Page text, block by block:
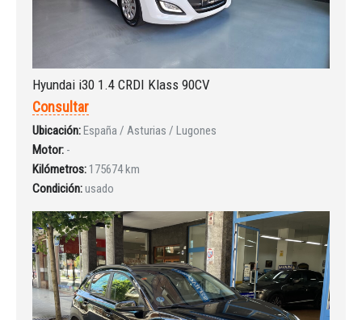
Iniciar sesión
INICIAR SESIÓN
¿Ha olvidado la contraseña?
Hyundai i30 1.4 CRDI Klass 90CV
Consultar
Ubicación:España / Asturias / Lugones
Motor: -
Kilómetros: 175674 km
Condición:usado